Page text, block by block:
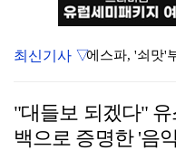
최신기사 ▽
"대들보 되겠다"
백으로 증명한 '음